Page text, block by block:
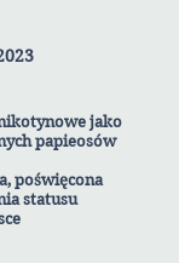
jako
papieosów
poświęcona
statusu